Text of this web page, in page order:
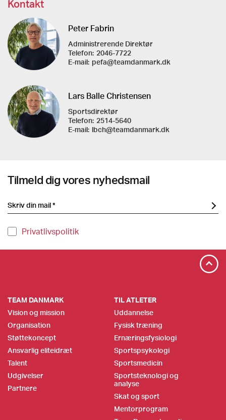
Kontakt
Peter Fabrin
Administrerende Direktør
Telefon: 2046-7722
E-mail: pefa@teamdanmark.dk
Lars Balle Christensen
Sportsdirektør
Telefon: 2514-5640
E-mail: lbch@teamdanmark.dk
Tilmeld dig vores nyhedsmail
Privatlivspolitik
TEAM DANMARK
Vision og mission
Organisation
Støttekoncept
Ansvarlig eliteidræt
Talent
Udgivelser
Partnere
TIL ATLETER
Uddannelse
Fysisk træning
Ernæringsfysiologi
Sportspsykologi
Sportsmedicin
Sportsteknologi og
analyse
Skat og sport
Mentorprogram